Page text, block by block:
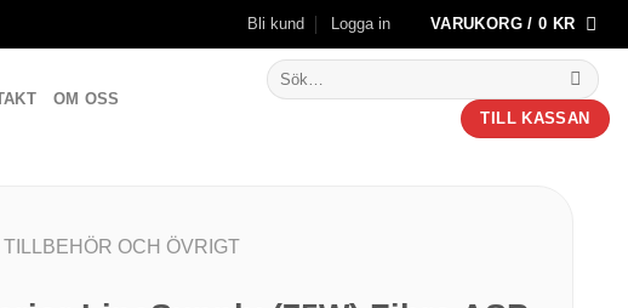
Bli kund Logga in VARUKORG /0 KR
OM OSS
Sök
efter:
TILL KASSAN
TILLBEHÖR OCH ÖVRIGT